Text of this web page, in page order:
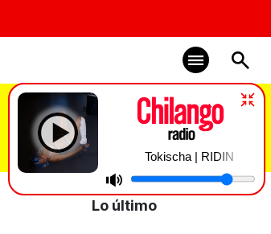
Tokischa | RIDIN
Mundial 2026
Lo último